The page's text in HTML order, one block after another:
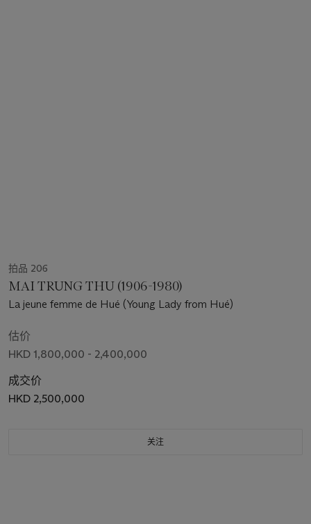
拍品 206
MAI TRUNG THU (1906-1980)
La jeune femme de Hué (Young Lady from Hué)
估价
HKD 1,800,000 - 2,400,000
成交价
HKD 2,500,000
关注